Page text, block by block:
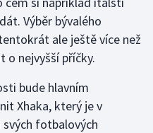
Výběr bývalého
ale ještě více než
o nejvyšší příčky.
bude hlavním
Xhaka, který je v
fotbalových